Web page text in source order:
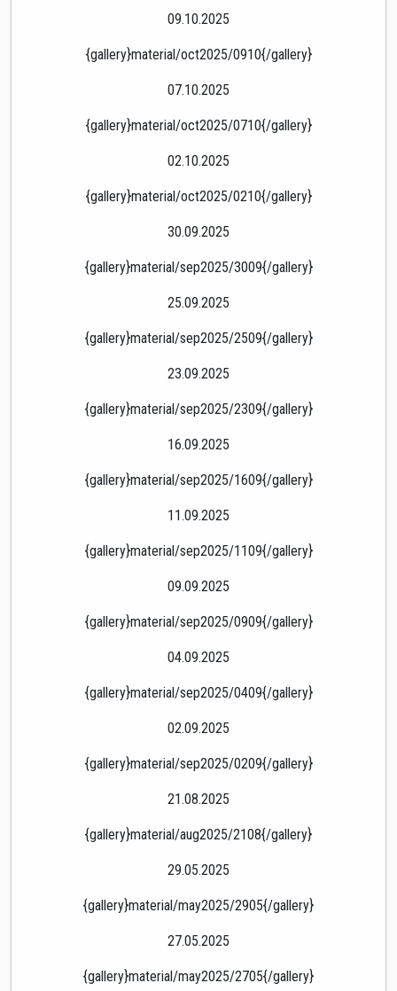
09.10.2025
{gallery}material/oct2025/0910{/gallery}
07.10.2025
{gallery}material/oct2025/0710{/gallery}
02.10.2025
{gallery}material/oct2025/0210{/gallery}
30.09.2025
{gallery}material/sep2025/3009{/gallery}
25.09.2025
{gallery}material/sep2025/2509{/gallery}
23.09.2025
{gallery}material/sep2025/2309{/gallery}
16.09.2025
{gallery}material/sep2025/1609{/gallery}
11.09.2025
{gallery}material/sep2025/1109{/gallery}
09.09.2025
{gallery}material/sep2025/0909{/gallery}
04.09.2025
{gallery}material/sep2025/0409{/gallery}
02.09.2025
{gallery}material/sep2025/0209{/gallery}
21.08.2025
{gallery}material/aug2025/2108{/gallery}
29.05.2025
{gallery}material/may2025/2905{/gallery}
27.05.2025
{gallery}material/may2025/2705{/gallery}